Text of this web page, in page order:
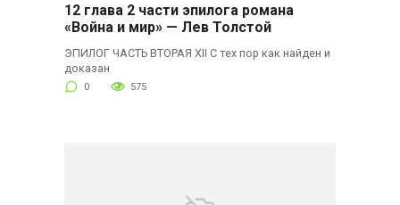
12 глава 2 части эпилога романа
«Война и мир» — Лев Толстой
ЭПИЛОГ ЧАСТЬ ВТОРАЯ XII С тех пор как найден и
доказан
0 575